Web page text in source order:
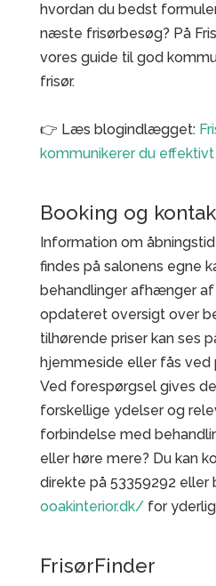
hvordan du bedst
næste frisørbesøg? På
vores guide til god
frisør.
👉 Læs blogindlægget:
kommunikerer du
Booking og
Information om
findes på salonens egne
behandlinger afhænger af
opdateret oversigt over
tilhørende priser kan ses
hjemmeside eller fås ved
Ved forespørgsel gives
forskellige ydelser og
forbindelse med
eller høre mere? Du kan
direkte på 53359292 eller
ooakinterior.dk/for
FrisørFinder